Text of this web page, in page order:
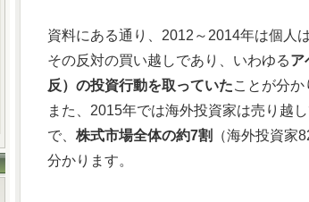
資料にある通り、2012～2014年は個人
その反対の買い越しであり、いわゆるア
反）の投資行動を取っていたことが分か
また、2015年では海外投資家は売り越し
で、 株式市場全体の約7割 （海外投資家
分かります。